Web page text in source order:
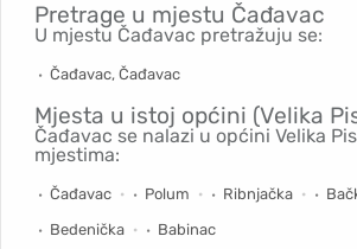
Pretrage u mjestu Čađavac
U mjestu Čađavac pretražuju se:
Čađavac, Čađavac
Mjesta u istoj općini (Velika
Čađavac se nalazi u općini Velika
mjestima:
Čađavac Polum Ribnjačka
Bedenička
Babinac